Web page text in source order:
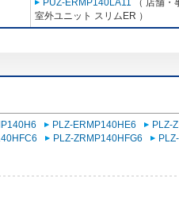
PUZ-ERMP140LA11 （ 店舗
室外ユニット スリムER ）
PLZ-ERMP140HE6
PLZ-
PLZ-ZRMP140HFG6